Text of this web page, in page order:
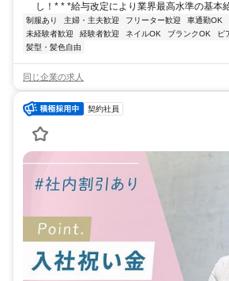
し！* * *給与改定により業界最高水準の基本
制服あり 主婦・主夫歓迎 フリーター歓迎 車通勤OK
未経験者歓迎
経験者歓迎 ネイルOK ブランクOK ピ
髪型・髪色自由
同じ企業の求人
契約社員